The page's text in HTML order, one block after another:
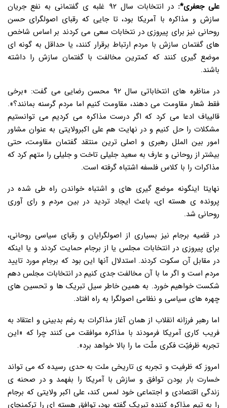
علی جعفری*:
در انتخابات سال ۹۲ غلبه ی گفتمانی به نفع جریان
سازش و مذاکره با آمریکا بود، تا جایی که رقبای اصولگرای حسن
روحانی نیز برای پیروزی در نتخابات سعی می کردند بر اساس شاخص
های گفتمان سازش با مردم ارتباط برقرار کنند، یا حداقل به گونه ای
موضع گیری کنند که کمترین مخالفت با گفتمان سازش را داشته
باشند.
در مناظره های انتخاباتی سال ۹۲ محسن رضایی می گفت: «برخی
فقط شعار مقاومت می دهند، مقاومت کنیم اما مردم گرسنه بمانند؟».
قالیباف ادعا می کرد که اگر درست مذاکره می کردیم می توانستیم
مشکلات را حل کنیم و در نهایت هم علی اکبرولایتی به عنوان مشاور
امور بین الملل رهبری و اصلی ترین منتقد گفتمان مقاومت، حتی
بیشتر از روحانی و عارف به سعید جلیلی تاخت و جلیلی را متهم کرد که
مذاکرات را با کلاس فلسفه اشتباه گرفته است.
نهایتا اینگونه موضع گیری های و اشتباه خواندن راه طی شده در
پرونده ی هسته ای، باعث ایجاد تردید در بین مردم و رای آوری
روحانی شد.
در قضیه برجام نیز بسیاری از اصولگرایان و رقبای سیاسی روحانی،
برای پیروزی در انتخابات مجلس یا از برجام حمایت کردند و یا اینکه
در مقابل آن سکوت کردند. استدلال آنها این بود که برجام مورد تایید
مردم است و اگر ما با آن مخالفت جدی کنیم در انتخابات مجلس دهم
شکست خواهیم خورد. به همین خاطر سیل تبریک ها و تحسین های
چهره های سیاسی و نظامی اصولگرا به راه افتاد.
اما رهبر فرزانه انقلاب از همان آغاز مذاکرات به رغم بدبینی و اعتقاد به
فریب کاری آمریکا فرمودند با مذاکره موافقت می کنند چرا که «این
تجربه ظرفیّت فکری ملّت ما را بالا خواهد برد».
امروز که ظرفیت و تجربه ی تاریخی ملت به حدی رسیده که می تواند
خسارت بار بودن توافق و سازش با آمریکا را بفهمد و در صحنه ی
زندگی اقتصادی و اجتماعی خود لمس کند، علی اکبر ولایتی که برجام
را به تیم مذاکره کننده تبریک گفته بود، توافق هسته ای را ترکمنچای